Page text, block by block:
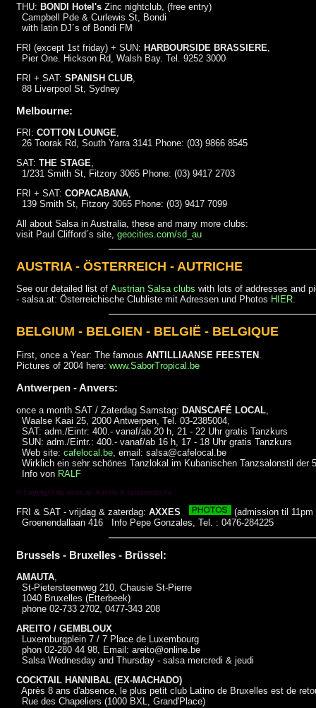
THU: BONDI Hotel's Zinc nightclub, (free entry)
Campbell Pde & Curlewis St, Bondi
with latin DJ´s of Bondi FM
FRI (except 1st friday) + SUN: HARBOURSIDE BRASSIERE
Pier One. Hickson Rd, Walsh Bay. Tel. 9252 3000
FRI + SAT: SPANISH CLUB
88 Liverpool St, Sydney
Melbourne:
FRI: COTTON LOUNGE,
26 Toorak Rd, South Yarra 3141 Phone: (03) 9866 8545
SAT: THE STAGE,
1/231 Smith St, Fitzory 3065 Phone: (03) 9417 2703
FRI + SAT: COPACABANA,
139 Smith St, Fitzory 3065 Phone: (03) 9417 7099
All about Salsa in Australia, these and many more clubs:
visit Paul Clifford´s site, geocities.com/sd_au
AUSTRIA - ÖSTERREICH - AUTRICHE
See our detailed list of Austrian Salsa clubs with lots of addresses and
- salsa.at: Österreichische Clubliste mit Adressen und Photos HIER.
BELGIUM - BELGIEN - BELGIË - BELGIQUE
First, once a Year: The famous ANTILLIAANSE FEESTEN .
Pictures of 2004 here: www.SaborTropical.be
Antwerpen - Anvers:
once a month SAT / Zaterdag Samstag: DANSCAFÉ LOCAL
Waalse Kaai 25, 2000 Antwerpen, Tel. 03-2385004,
SAT: adm./Eintr: 400.- vanaf/ab 20 h, 21 - 22 Uhr gratis Tanzkurs
SUN: adm./Eintr.: 400.- vanaf/ab 16 h, 17 - 18 Uhr gratis Tanzkurs
Web site: cafelocal.be , email: salsa@cafelocal.be
Wirklich ein sehr schönes Tanzlokal im Kubanischen Tanzsalonstil der
Info von RALF
© Copyright by salsa.at , Austria & salsatecas.de
FRI & SAT - vrijdag & zaterdag: AXXES
(admission til 11pm
Groenendallaan 416 Info Pepe Gonzales, Tel. : 0476-284225
Brussels - Bruxelles - Brüssel:
AMAUTA,
St-Pietersteenweg 210, Chausie St-Pierre
1040 Bruxelles (Etterbeek)
phone 02-733 2702, 0477-343 208
AREITO / GEMBLOUX
Luxemburgplein 7 / 7 Place de Luxembourg
phon 02-280 44 98, Email: areito@online.be
Salsa Wednesday and Thursday - salsa mercredi & jeudi
COCKTAIL HANNIBAL (EX-MACHADO)
Après 8 ans d'absence, le plus petit club Latino de Bruxelles est de
Rue des Chapeliers (1000 BXL, Grand'Place)